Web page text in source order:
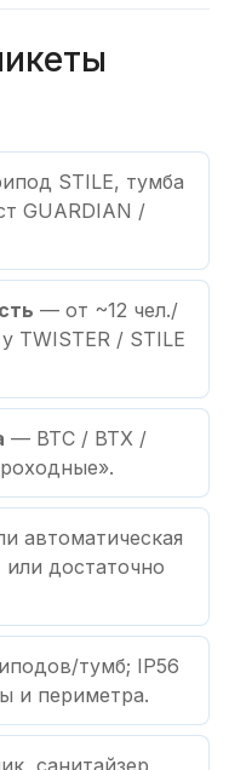
STILE, тумба
GUARDIAN /
— от ~12 чел./
TWISTER / STILE
— BTC / BTX /
автоматическая
достаточно
тумб; IP56
и периметра.
санитайзер,